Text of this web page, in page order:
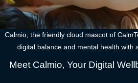
Calmio, the friendly cloud mascot of
digital balance and mental health with
Meet Calmio, Your Digital